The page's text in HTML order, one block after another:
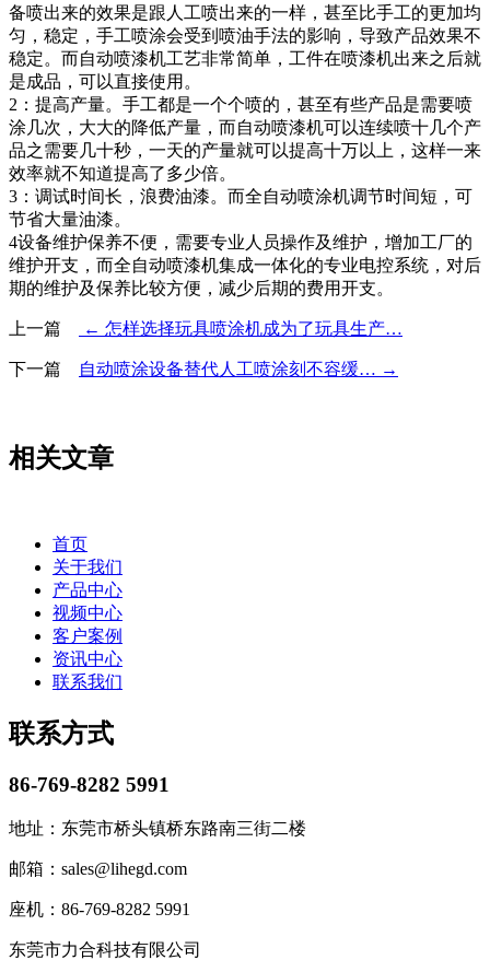
备喷出来的效果是跟人工喷出来的一样，甚至比手工的更加均
匀，稳定，手工喷涂会受到喷油手法的影响，导致产品效果不
稳定。而自动喷漆机工艺非常简单，工件在喷漆机出来之后就
是成品，可以直接使用。
2：提高产量。手工都是一个个喷的，甚至有些产品是需要喷
涂几次，大大的降低产量，而自动喷漆机可以连续喷十几个产
品之需要几十秒，一天的产量就可以提高十万以上，这样一来
效率就不知道提高了多少倍。
3：调试时间长，浪费油漆。而全自动喷涂机调节时间短，可
节省大量油漆。
4设备维护保养不便，需要专业人员操作及维护，增加工厂的
维护开支，而全自动喷漆机集成一体化的专业电控系统，对后
期的维护及保养比较方便，减少后期的费用开支。
上一篇 ← 怎样选择玩具喷涂机成为了玩具生产…
下一篇 自动喷涂设备替代人工喷涂刻不容缓… →
相关文章
首页
关于我们
产品中心
视频中心
客户案例
资讯中心
联系我们
联系方式
86-769-8282 5991
地址：东莞市桥头镇桥东路南三街二楼
邮箱：sales@lihegd.com
座机：86-769-8282 5991
东莞市力合科技有限公司